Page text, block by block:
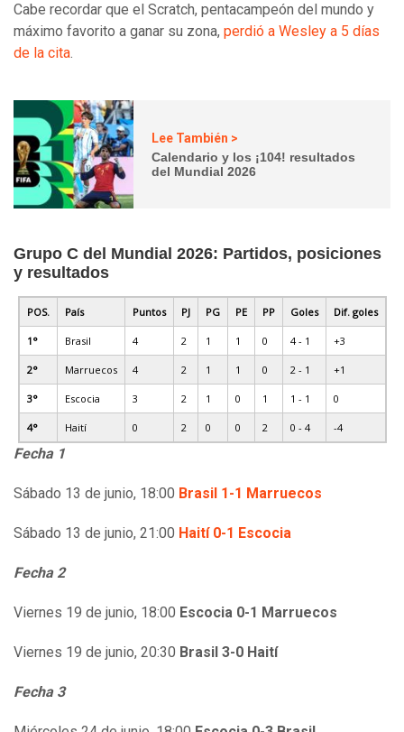
Cabe recordar que el Scratch, pentacampeón del mundo y
máximo favorito a ganar su zona, perdió a Wesley a 5 días
de la cita.
Lee También >
Calendario y los ¡104! resultados
del Mundial 2026
Grupo C del Mundial 2026: Partidos, posiciones
y resultados
POS. País Puntos PJ PG PE PP Goles Dif. goles
1° Brasil 4 2 1 1 0 4 - 1 +3
2° Marruecos 4 2 1 1 0 2 - 1 +1
3° Escocia 3 2 1 0 1 1 - 1 0
4° Haití 0 2 0 0 2 0 - 4 -4
Fecha 1
Sábado 13 de junio, 18:00 Brasil 1-1 Marruecos
Sábado 13 de junio, 21:00 Haití 0-1 Escocia
Fecha 2
Viernes 19 de junio, 18:00 Escocia 0-1 Marruecos
Viernes 19 de junio, 20:30 Brasil 3-0 Haití
Fecha 3